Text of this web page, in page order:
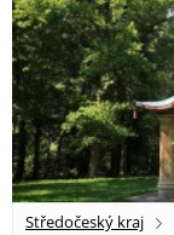
Středočeský kraj